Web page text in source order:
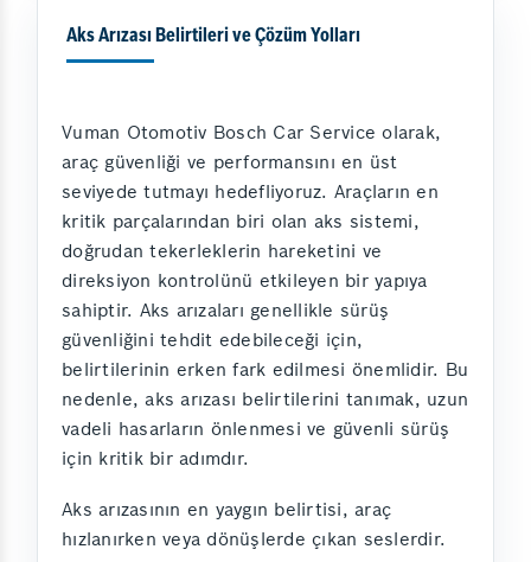
Aks Arızası Belirtileri ve Çözüm Yolları
Vuman Otomotiv Bosch Car Service olarak,
araç güvenliği ve performansını en üst
seviyede tutmayı hedefliyoruz. Araçların en
kritik parçalarından biri olan aks sistemi,
doğrudan tekerleklerin hareketini ve
direksiyon kontrolünü etkileyen bir yapıya
sahiptir. Aks arızaları genellikle sürüş
güvenliğini tehdit edebileceği için,
belirtilerinin erken fark edilmesi önemlidir. Bu
nedenle, aks arızası belirtilerini tanımak, uzun
vadeli hasarların önlenmesi ve güvenli sürüş
için kritik bir adımdır.
Aks arızasının en yaygın belirtisi, araç
hızlanırken veya dönüşlerde çıkan seslerdir.